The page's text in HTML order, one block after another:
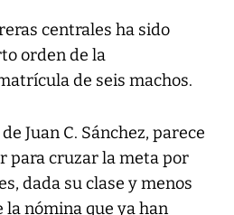
centrales ha sido
orden de la
de seis machos.
Juan C. Sánchez, parece
para cruzar la meta por
dada su clase y menos
la nómina que ya han